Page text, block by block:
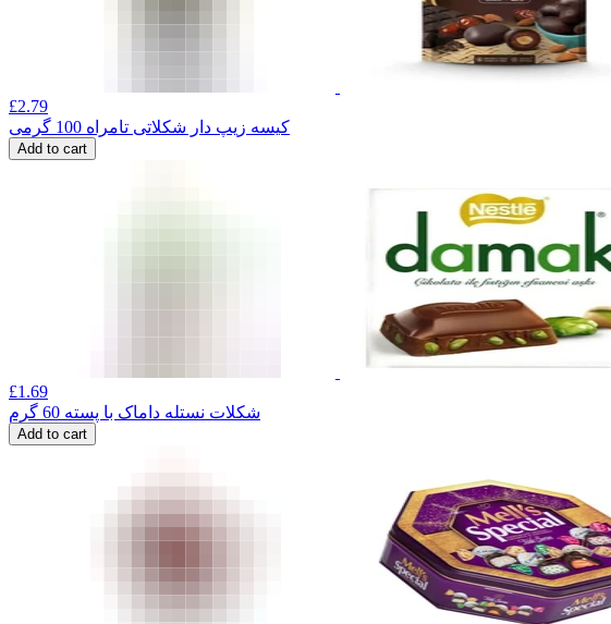
£2.79
کیسه زیپ دار شکلاتی تامراه 100 گرمی
Add to cart
£1.69
شکلات نستله داماک با پسته 60 گرم
Add to cart